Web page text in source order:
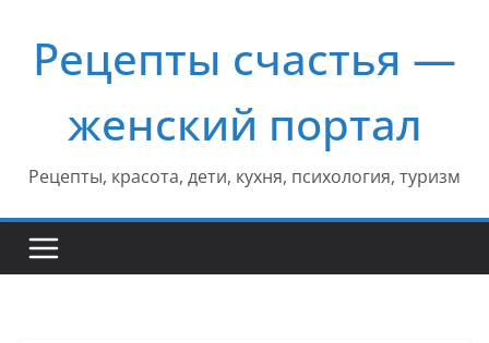
содержимому
Рецепты счастья —
женский портал
Рецепты, красота, дети, кухня, психология, туризм